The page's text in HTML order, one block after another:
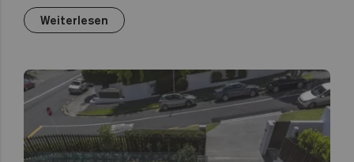
Weiterlesen